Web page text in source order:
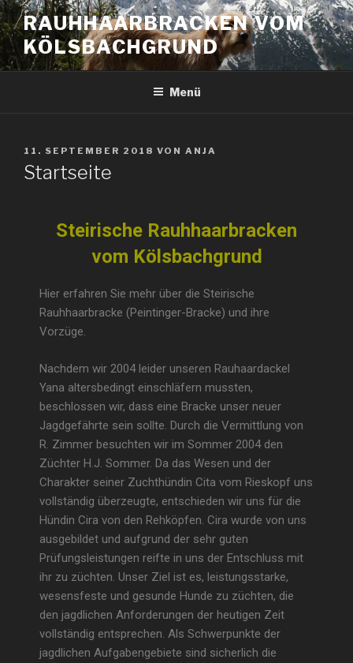
RAUHHAARBRACKEN VOM
KÖLSBACHGRUND
Menü
11. SEPTEMBER 2018 VON ANJA
Startseite
Steirische Rauhhaarbracken
vom Kölsbachgrund
Hier erfahren Sie mehr über die Steirische
Rauhhaarbracke (Peintinger-Bracke) und ihre
Vorzüge.
Nachdem wir 2004 leider unseren Rauhaardackel
Yana altersbedingt einschläfern mussten,
beschlossen wir, dass eine Bracke unser neuer
Jagdgefährte sein sollte. Durch die Vermittlung von
R. Zimmer besuchten wir im Sommer 2004 den
Züchter H.J. Sommer. Da das Wesen und der
Charakter seiner Zuchthündin Cita vom Rieskopf uns
vollständig überzeugte, entschieden wir uns für die
Hündin Cira von den Rehköpfen. Cira wurde von uns
ausgebildet und aufgrund der sehr guten
Prüfungsleistungen reifte in uns der Entschluss mit
ihr zu züchten. Unser Ziel ist es, leistungsstarke,
wesensfeste und gesunde Hunde zu züchten, die
den jagdlichen Anforderungen der heutigen Zeit
vollständig entsprechen. Als Schwerpunkte der
jagdlichen Aufgabengebiete sind sicherlich die